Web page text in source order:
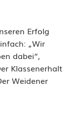
Erfolg
„Wir
dabei“,
Klassenerhalt
Weidener